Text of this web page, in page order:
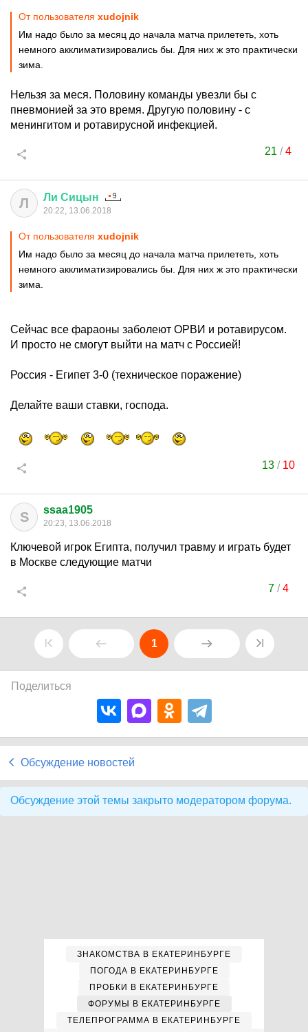
От пользователя xudojnik
Им надо было за месяц до начала матча прилететь, хоть
немного акклиматизировались бы. Для них ж это практически
зима.
Нельзя за меся. Половину команды увезли бы с
пневмонией за это время. Другую половину - с
менингитом и ротавирусной инфекцией.
21 /4
Л Ли Сицын
20:22, 13.06.2018
От пользователя xudojnik
Им надо было за месяц до начала матча прилететь, хоть
немного акклиматизировались бы. Для них ж это практически
зима.
Сейчас все фараоны заболеют ОРВИ и ротавирусом.
И просто не смогут выйти на матч с Россией!
Россия - Египет 3-0 (техническое поражение)
Делайте ваши ставки, господа.
13/ 10
S ssaa1905
20:23, 13.06.2018
Ключевой игрок Египта, получил травму и играть будет
в Москве следующие матчи
7/4
1
Поделиться
Обсуждение новостей
Обсуждение этой темы закрыто модератором форума.
ЗНАКОМСТВА В ЕКАТЕРИНБУРГЕ
ПОГОДА В ЕКАТЕРИНБУРГЕ
ПРОБКИ В ЕКАТЕРИНБУРГЕ
ФОРУМЫ В ЕКАТЕРИНБУРГЕ
ТЕЛЕПРОГРАММА В ЕКАТЕРИНБУРГЕ